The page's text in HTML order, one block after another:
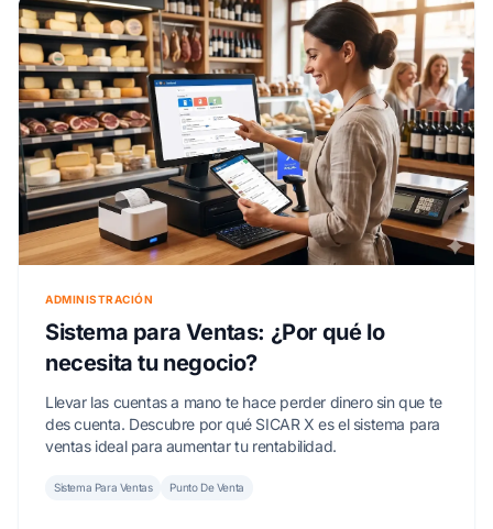
ADMINISTRACIÓN
Sistema para Ventas: ¿Por qué lo
necesita tu negocio?
Llevar las cuentas a mano te hace perder dinero sin que te
des cuenta. Descubre por qué SICAR X es el sistema para
ventas ideal para aumentar tu rentabilidad.
Sistema Para Ventas Punto De Venta